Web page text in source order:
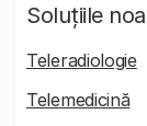
Soluțiile
Teleradiologie
Telemedicină